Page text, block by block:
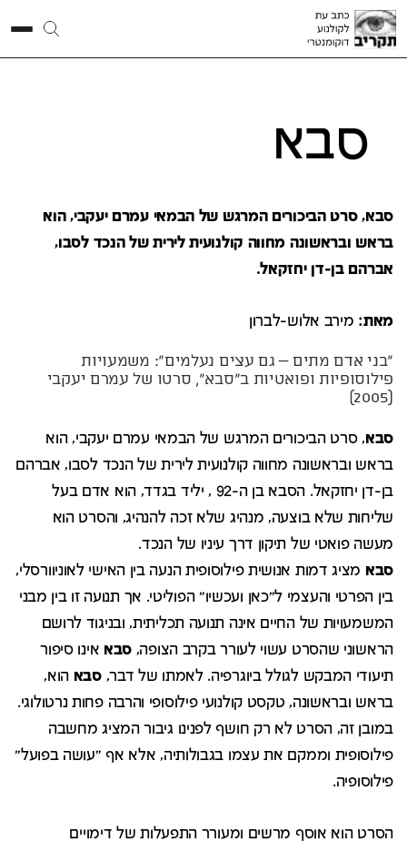
סבא
סבא, סרט הביכורים המרגש של הבמאי עמרם יעקבי, הוא
בראש ובראשונה מחווה קולנועית לירית של הנכד לסבו,
אברהם בן-דן יחזקאל.
מאת: מירב אלוש-לברון
"בני אדם מתים – גם עצים נעלמים": משמעויות
פילוסופיות ופואטיות ב"סבא", סרטו של עמרם יעקבי
(2005)
סבא, סרט הביכורים המרגש של הבמאי עמרם יעקבי, הוא
בראש ובראשונה מחווה קולנועית לירית של הנכד לסבו, אברהם
בן-דן יחזקאל. הסבא בן ה-92 , יליד בגדד, הוא אדם בעל
שליחות שלא בוצעה, מנהיג שלא זכה להנהיג, והסרט הוא
מעשה פואטי של תיקון דרך עיניו של הנכד.
סבא מציג דמות אנושית פילוסופית הנעה בין האישי לאוניוורסלי,
בין הפרטי והעצמי ל"כאן ועכשיו" הפוליטי. אך תנועה זו בין מבני
המשמעויות של החיים אינה תנועה תכליתית, ובניגוד לרושם
הראשוני שהסרט עשוי לעורר בקרב הצופה, סבא אינו סיפור
תיעודי המבקש לגולל ביוגרפיה. לאמתו של דבר,סבא הוא,
בראש ובראשונה, טקסט קולנועי פילוסופי והרבה פחות נרטולוגי.
במובן זה, הסרט לא רק חושף לפנינו גיבור המציג מחשבה
פילוסופית וממקם את עצמו בגבולותיה, אלא אף "עושה בפועל"
פילוסופיה.
הסרט הוא אוסף מרשים ומעורר התפעלות של דימויים